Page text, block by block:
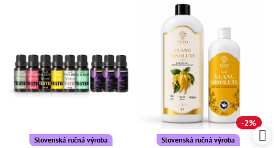
Slovenská ručná výroba
2%
Slovenská ručná výroba